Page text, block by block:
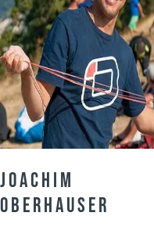
Joachim
Oberhauser